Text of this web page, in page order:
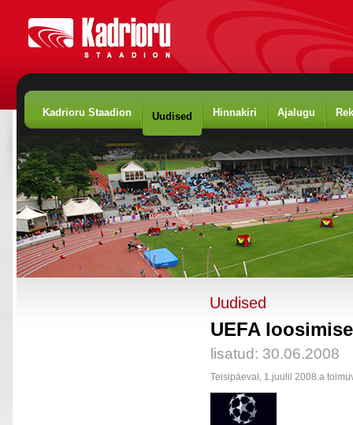
Kadrioru Staadion Uudised Hinnakiri Ajalugu
Uudised
UEFA
lisatud: 30.06.2008
Teisipäeval, 1.juulil 2008.a